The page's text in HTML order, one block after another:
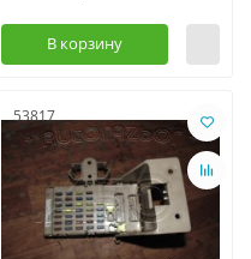
В корзину
53817